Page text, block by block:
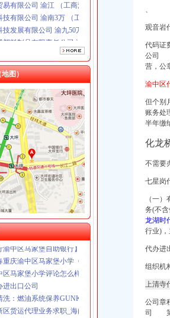
有限公司 渝南3万 （工商注册）
发展有限公司 渝九50万 （进出口权）
塑料制品有限责任公司 渝高100万 （进出口权）
有限公司 渝南100万 （进出口权）
络通信技术工程有限公司 渝中300万 （工商变更）
技发展有限公司 渝南100万 （进出口权）
地图）
堡
”在渝中区马家堡上岗一个月_第1页-七一网
堡小学2017招生范围,马家堡小学6月24日报名-小学教
区马家堡副食经营部饮料批发部
区马家堡粮店_重庆市_渝中区_企业在线
区马家堡安利专卖店地址重庆市马家堡哪有卖安利产
中区】马家堡发廊偶遇品美少女（申请毕业-曲罢论
堡小学好不好呀？求指教-早教幼儿园小学-重庆购物
渝中区马家堡自助银行】招商银行渝中区马家堡自助
重庆渝中区马家堡小学《可能》-原创-搜狐
区马家堡小学评论怎么样-我要搜学网
进出口公司
洗：燃油系统保养GUNKM2616-油箱及油管路清洗-
区货运代理业务求职_海门临江新区货运代理业务找工
品营销定位招商策划方案.doc
、
观音岩
代码
公司
营，公
渝中
但个别
账务处
半年缴
化龙
不需要
七星岗
（一
务(不含
龙湖时
行业)
代办进
组织机
上清寺
公司
司